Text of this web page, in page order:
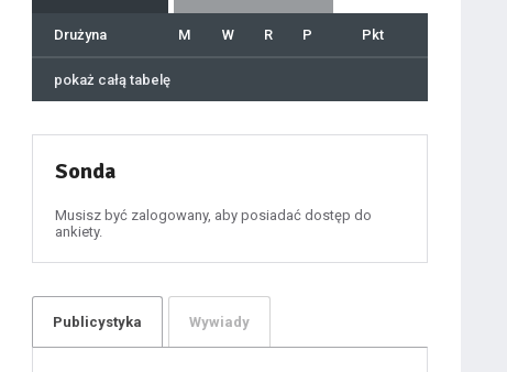
Drużyna M W R P Pkt
pokaż całą tabelę
Sonda
Musisz być zalogowany, aby posiadać dostęp do
ankiety.
Publicystyka Wywiady